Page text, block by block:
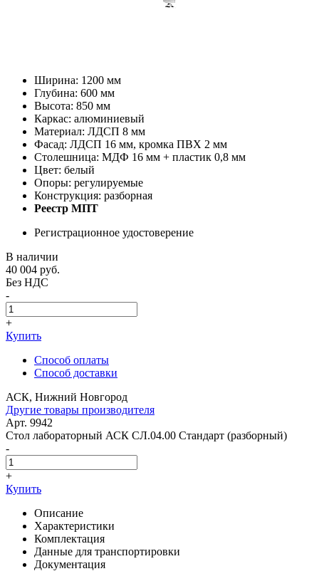
Ширина: 1200 мм
Глубина: 600 мм
Высота: 850 мм
Каркас: алюминиевый
Материал: ЛДСП 8 мм
Фасад: ЛДСП 16 мм, кромка ПВХ 2 мм
Столешница: МДФ 16 мм + пластик 0,8 мм
Цвет: белый
Опоры: регулируемые
Конструкция: разборная
Реестр МПТ
Регистрационное удостоверение
В наличии
40 004 руб.
Без НДС
-
+
Купить
Способ оплаты
Способ доставки
АСК, Нижний Новгород
Другие товары производителя
Арт. 9942
Стол лабораторный АСК СЛ.04.00 Стандарт (разборный)
-
+
Купить
Описание
Характеристики
Комплектация
Данные для транспортировки
Документация